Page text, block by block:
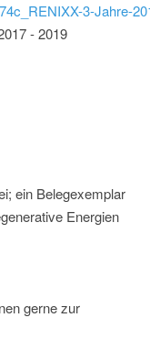
3-Jahre-
- 2019
ein Belegexemplar
Energien
gerne zur